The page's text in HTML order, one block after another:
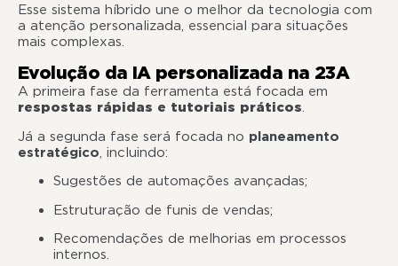
Esse sistema híbrido une o melhor da tecnologia com
a atenção personalizada, essencial para situações
mais complexas.
Evolução da IA personalizada na 23A
A primeira fase da ferramenta está focada em
respostas rápidas e tutoriais práticos.
Já a segunda fase será focada no planeamento
estratégico, incluindo:
Sugestões de automações avançadas;
Estruturação de funis de vendas;
Recomendações de melhorias em processos
internos.